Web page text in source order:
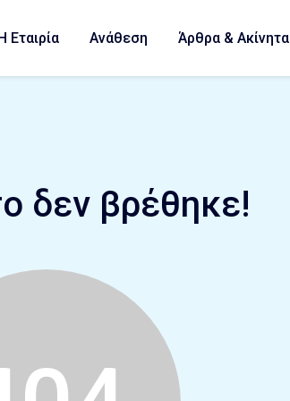
Εταιρία Ανάθεση Άρθρα & Ακίνητα
δεν βρέθηκε!